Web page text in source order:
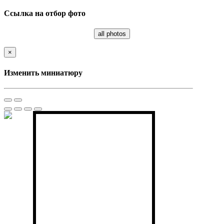
Ссылка на отбор фото
all photos
×
Изменить миниатюру